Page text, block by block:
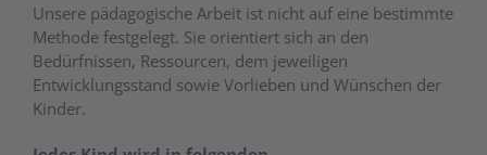
Unsere pädagogische Arbeit ist nicht auf eine bestimmte
Methode festgelegt. Sie orientiert sich an den
Bedürfnissen, Ressourcen, dem jeweiligen
Entwicklungsstand sowie Vorlieben und Wünschen der
Kinder.